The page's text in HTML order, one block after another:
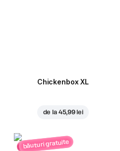
Chickenbox XL
de la 45,99 lei
băuturi gratuite